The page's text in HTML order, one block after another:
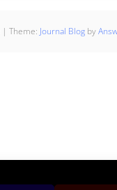
|Theme: Journal Blog by